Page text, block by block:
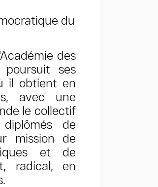
du
des
poursuit ses
il obtient en
avec une
le collectif
de
mission de
et de
radical, en